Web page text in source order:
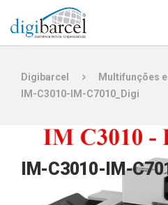
Digibarcel
Multifunções
IM-C3010-IM-C7010_Digi
IM-C3010-IM-